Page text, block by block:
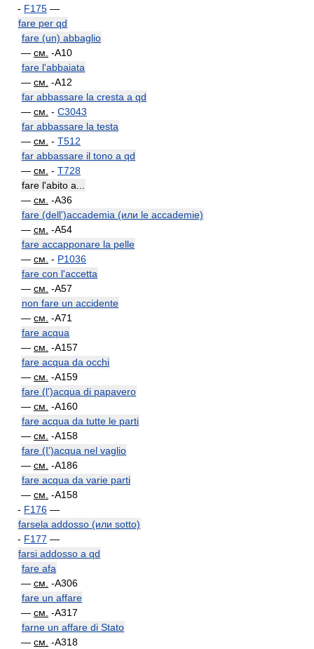
- F175 —
fare per qd
fare (un) abbaglio
— см. -A10
fare l'abbaiata
— см. -A12
far abbassare la cresta a qd
— см. - C3043
far abbassare la testa
— см. - T512
far abbassare il tono a qd
— см. - T728
fare l'abito a...
— см. -A36
fare (dell')accademia (или le accademie)
— см. -A54
fare accapponare la pelle
— см. - P1036
fare con l'accetta
— см. -A57
non fare un accidente
— см. -A71
fare acqua
— см. -A157
fare acqua da occhi
— см. -A159
fare (l')acqua di papavero
— см. -A160
fare acqua da tutte le parti
— см. -A158
fare (I')acqua nel vaglio
— см. -A186
fare acqua da varie parti
— см. -A158
- F176 —
farsela addosso (или sotto)
- F177 —
farsi addosso a qd
fare afa
— см. -A306
fare un affare
— см. -A317
farne un affare di Stato
— см. -A318